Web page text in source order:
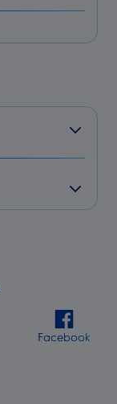
Facebook